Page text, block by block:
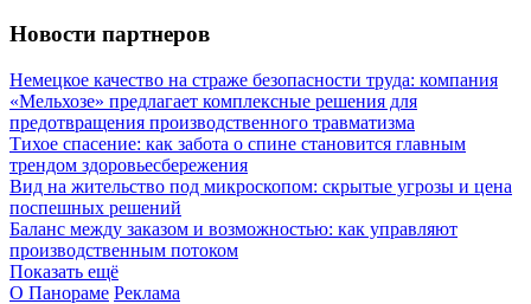
Новости партнеров
Немецкое качество на страже безопасности труда: компания
«Мельхозе» предлагает комплексные решения для
предотвращения производственного травматизма
Тихое спасение: как забота о спине становится главным
трендом здоровьесбережения
Вид на жительство под микроскопом: скрытые угрозы и цена
поспешных решений
Баланс между заказом и возможностью: как управляют
производственным потоком
Показать ещё
О Панораме Реклама